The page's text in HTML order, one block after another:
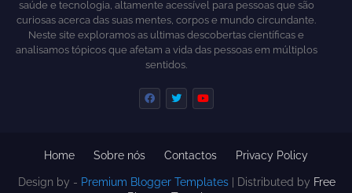
saúde e tecnologia, altamente acessível para pessoas que são
curiosas acerca das suas mentes, corpos e mundo circundante.
Neste site exploramos as ultimas descobertas científicas e
analisamos tópicos que afetam a vida das pessoas em múltiplos
sentidos.
Design by - Premium Blogger Templates| Distributed by Free
Home Sobre nós Contactos Privacy Policy